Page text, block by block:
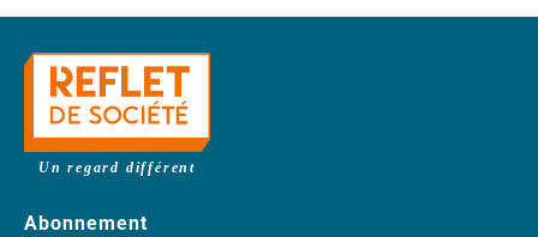
Un regard différent
Abonnement